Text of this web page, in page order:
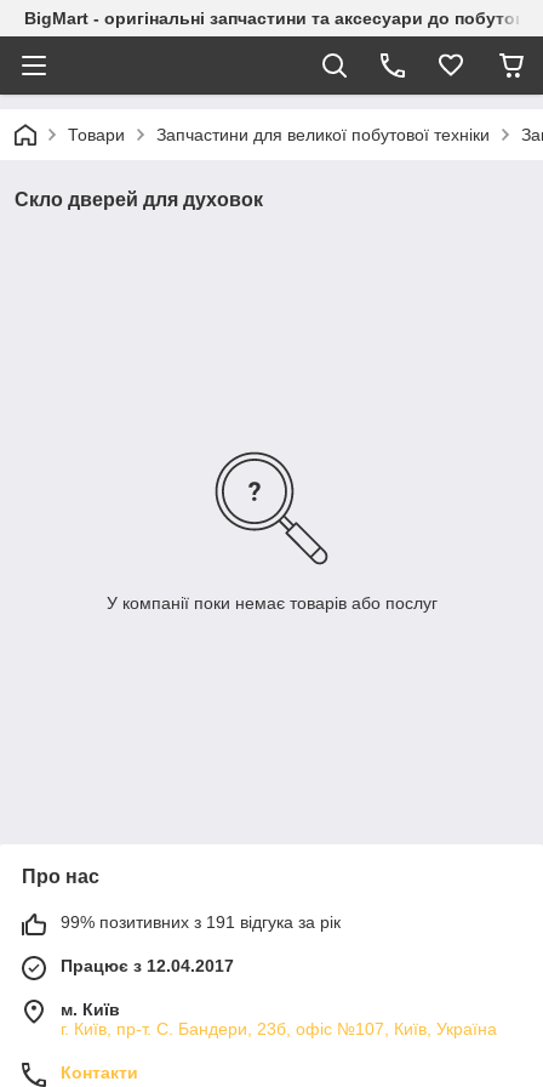
BigMart - оригінальні запчастини та аксесуари до побутової
Товари Запчастини для великої побутової техніки
Скло дверей для духовок
У компанії поки немає товарів або послуг
Про нас
99% позитивних з 191 відгука за рік
Працює з 12.04.2017
м. Київ
г. Київ, пр-т. С. Бандери, 23б, офіс №107, Київ, Україна
Контакти